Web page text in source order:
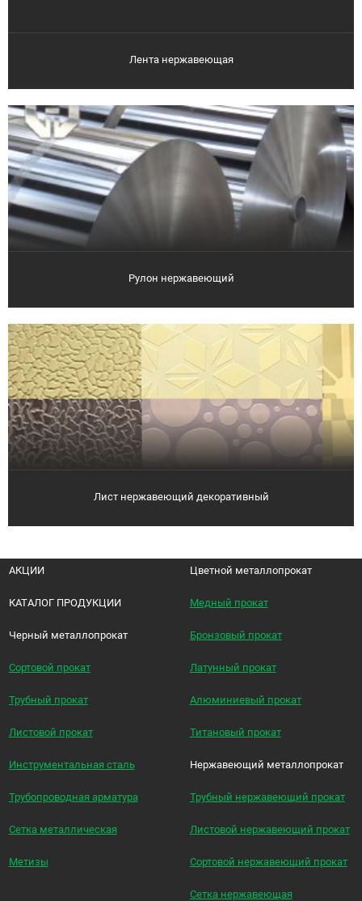
Лента нержавеющая
Рулон нержавеющий
Лист нержавеющий декоративный
АКЦИИ
КАТАЛОГ ПРОДУКЦИИ
Черный металлопрокат
Сортовой прокат
Трубный прокат
Листовой прокат
Инструментальная сталь
Трубопроводная арматура
Сетка металлическая
Метизы
Цветной металлопрокат
Медный прокат
Бронзовый прокат
Латунный прокат
Алюминиевый прокат
Титановый прокат
Нержавеющий металлопрокат
Трубный нержавеющий прокат
Листовой нержавеющий прокат
Сортовой нержавеющий прокат
Сетка нержавеющая